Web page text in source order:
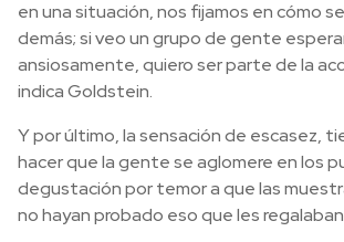
en una situación, nos fijamos en cómo
demás; si veo un grupo de gente
ansiosamente, quiero ser parte de la
indica Goldstein.
Y por último, la sensación de escasez,
hacer que la gente se aglomere en los
degustación por temor a que las
no hayan probado eso que les